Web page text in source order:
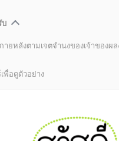
บ
ายหลังตามเจตจำนงของเจ้าของผ
พื่อดูตัวอย่าง